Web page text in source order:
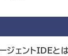
ジェントIDEと